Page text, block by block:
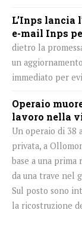
L’Inps lancia
e-mail Inps
dietro la
un
immediato per
Operaio
lavoro nella
Un operaio di 38
privata, a
base a una prima
da una trave nel
Sul posto sono
la ricostruzione